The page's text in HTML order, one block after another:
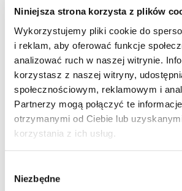
Niniejsza strona korzysta z plików
Wykorzystujemy pliki cookie do
i reklam, aby oferować funkcje
analizować ruch w naszej witrynie.
korzystasz z naszej witryny,
społecznościowym, reklamowym i
Partnerzy mogą połączyć te
otrzymanymi od Ciebie lub
korzystania z ich usług.
Niezbędne
To jest wyrób medyczny. Używaj go
używania lub etykietą.
Podmiot prowadzący reklamę:
Producent: Paul Hartmann AG; Stosuj do